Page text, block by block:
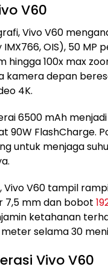
V60
Vivo V60
IMX766, OIS), 50 MP
hingga 100x max
kamera depan
4K.
6500 mAh
90W FlashCharge.
untuk menjaga
Vivo V60 tampil
7,5 mm dan bobot
ketahanan
meter selama 30
Vivo V60